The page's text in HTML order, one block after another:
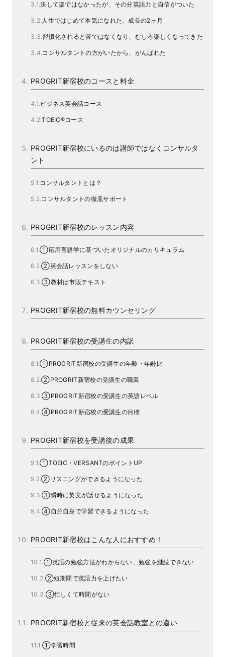
決して楽ではなかったが、その分英語力と自信がついた
人生ではじめて本気になれた、成長の2ヶ月
習慣化されると苦ではなくなり、むしろ楽しくなってきた
コンサルタントの方がいたから、がんばれた
PROGRIT新宿校のコースと料金
ビジネス英会話コース
TOEIC®コース
PROGRIT新宿校にいるのは講師ではなくコンサルタ
ント
コンサルタントとは？
コンサルタントの徹底サポート
PROGRIT新宿校のレッスン内容
①応用言語学に基づいたオリジナルのカリキュラム
②英会話レッスンをしない
③教材は市販テキスト
PROGRIT新宿校の無料カウンセリング
PROGRIT新宿校の受講生の内訳
①PROGRIT新宿校の受講生の年齢・年齢比
②PROGRIT新宿校の受講生の職業
③PROGRIT新宿校の受講生の英語レベル
④PROGRIT新宿校の受講生の目標
PROGRIT新宿校を受講後の成果
①TOEIC・VERSANTのポイントUP
②リスニングができるようになった
③瞬時に英文が話せるようになった
④自分自身で学習できるようになった
PROGRIT新宿校はこんな人におすすめ！
①英語の勉強方法がわからない、勉強を継続できない
②短期間で英語力を上げたい
③忙しくて時間がない
PROGRIT新宿校と従来の英会話教室との違い
①学習時間